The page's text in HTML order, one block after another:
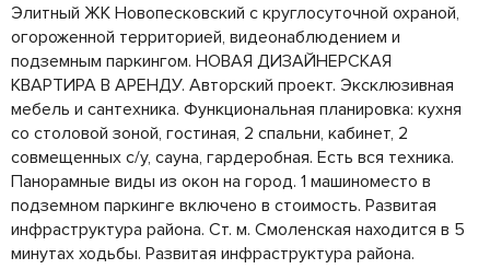
Элитный ЖК Новопесковский с круглосуточной охраной,
огороженной территорией, видеонаблюдением и
подземным паркингом. НОВАЯ ДИЗАЙНЕРСКАЯ
КВАРТИРА В АРЕНДУ. Авторский проект. Эксклюзивная
мебель и сантехника. Функциональная планировка: кухня
со столовой зоной, гостиная, 2 спальни, кабинет, 2
совмещенных с/у, сауна, гардеробная. Есть вся техника.
Панорамные виды из окон на город. 1 машиноместо в
подземном паркинге включено в стоимость. Развитая
инфраструктура района. Ст. м. Смоленская находится в 5
минутах ходьбы. Развитая инфраструктура района.